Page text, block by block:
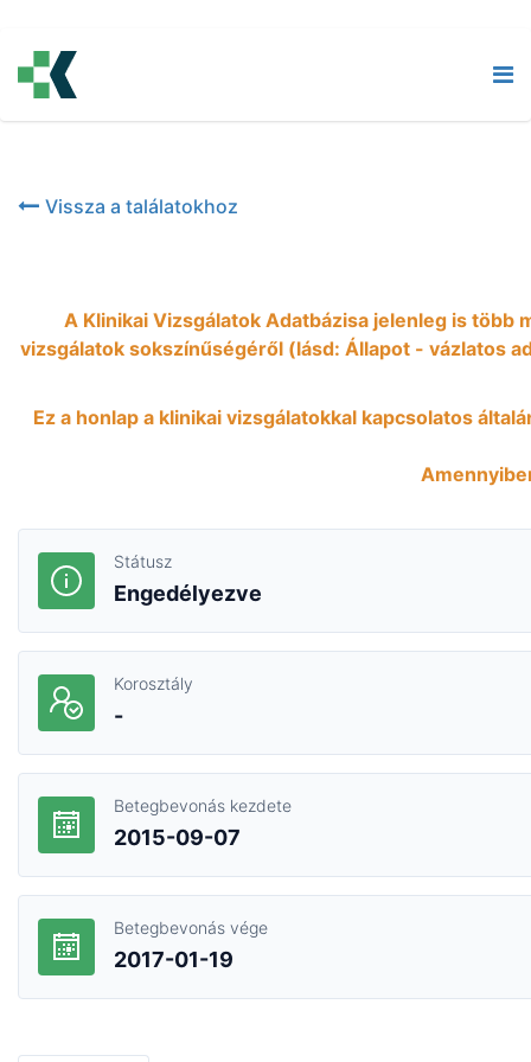
2021-11-24
Vissza a találatokhoz
A Klinikai Vizsgálatok Adatbázisa jelenleg is
vizsgálatok sokszínűségéről (lásd: Állapot - vázlatos
Ez a honlap a klinikai vizsgálatokkal kapcsolatos
Státusz
Engedélyezve
Korosztály
-
Betegbevonás kezdete
2015-09-07
Betegbevonás vége
2017-01-19